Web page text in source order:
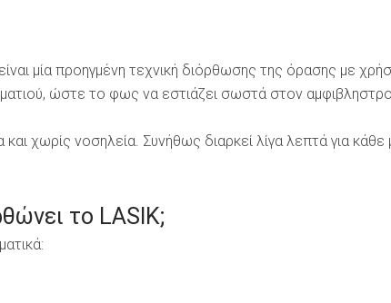
μία προηγμένη τεχνική διόρθωσης της όρασης με
ώστε το φως να εστιάζει σωστά στον
χωρίς νοσηλεία. Συνήθως διαρκεί λίγα λεπτά για
το LASIK;